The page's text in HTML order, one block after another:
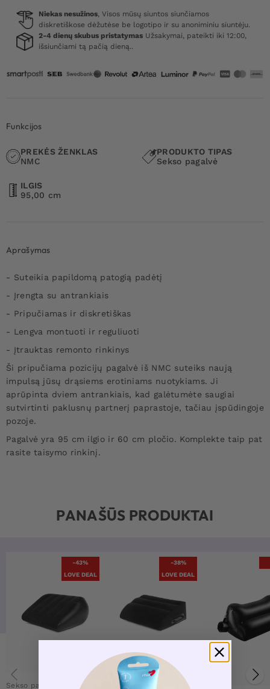
Magic
Ramp
Wedge
Cushion
Niekas nesužinos, Visos mūsų siuntos siunčiamos
diskretiškose dėžutėse be logotipo ir su anoniminiu siuntėju.
2-4 dienų skubus pristatymas Užsakymai, pateikti iki 12:00,
išsiunčiami tą pačią dieną..
Funkcijos
PREKĖS ŽENKLAS
NMC
PRODUKTO TIPAS
Sekso pagalvė
ILGIS
95,00 cm
Aprašymas
- Suteikia papildomą patogią padėtį
- Įrengta su antrankiais
- Pripučiamas ir diskretiškas
- Lengva montuoti ir reguliuoti
- Įtrauktas remonto rinkinys
Ši pripučiama pozicijų pagalvė iš NMC suteiks naują
impulsą jūsų drąsiems erotiniams nuotykiams. Ji
aprūpinta dviem antrankiais, kad galėtumėte saugiai
sutvirtinti paklusnų partnerį paprastoje, tačiau įspūdingoje
pozoje.
Pagalvė yra 95 cm ilgio ir 60 cm pločio. Komplekte taip pat
rasite taisymo rinkinį.
PANAŠŪS PRODUKTAI
-43%
LOVE DEAL
Sekso pagalvė
-38%
LOVE DEAL
Love Deal
Sekso pagalvė